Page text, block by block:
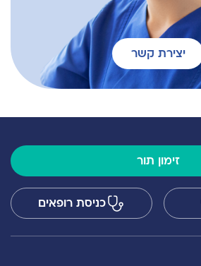
יצירת קשר
זימון תור
כניסת רופאים